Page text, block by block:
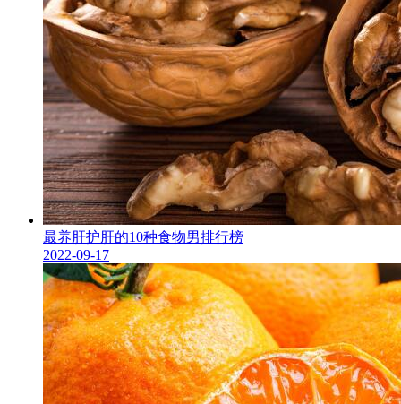
最养肝护肝的10种食物男排行榜
2022-09-17